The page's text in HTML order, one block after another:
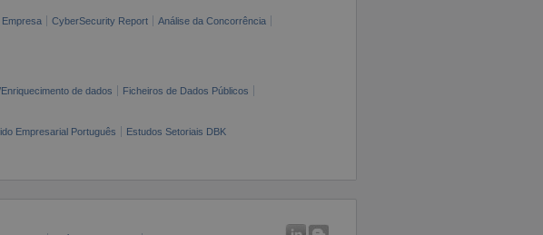
Empresa CyberSecurity Report
Análise da Concorrência
de dados
Ficheiros de Dados Públicos
Empresarial Português Estudos Setoriais DBK